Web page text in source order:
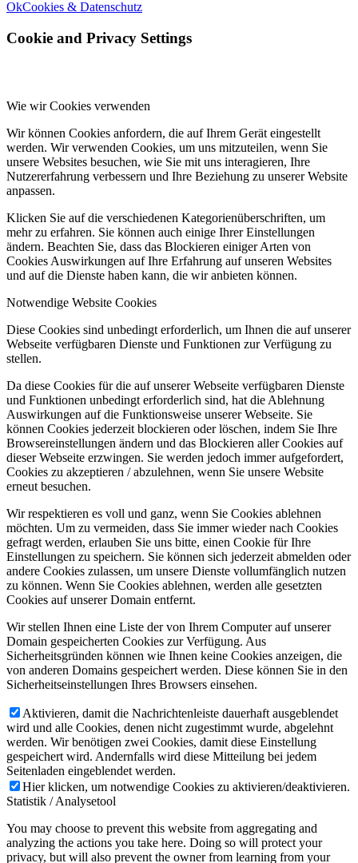
OkCookies & Datenschutz
Cookie and Privacy Settings
Wie wir Cookies verwenden
Wir können Cookies anfordern, die auf Ihrem Gerät eingestellt
werden. Wir verwenden Cookies, um uns mitzuteilen, wenn Sie
unsere Websites besuchen, wie Sie mit uns interagieren, Ihre
Nutzererfahrung verbessern und Ihre Beziehung zu unserer Website
anpassen.
Klicken Sie auf die verschiedenen Kategorienüberschriften, um
mehr zu erfahren. Sie können auch einige Ihrer Einstellungen
ändern. Beachten Sie, dass das Blockieren einiger Arten von
Cookies Auswirkungen auf Ihre Erfahrung auf unseren Websites
und auf die Dienste haben kann, die wir anbieten können.
Notwendige Website Cookies
Diese Cookies sind unbedingt erforderlich, um Ihnen die auf unserer
Webseite verfügbaren Dienste und Funktionen zur Verfügung zu
stellen.
Da diese Cookies für die auf unserer Webseite verfügbaren Dienste
und Funktionen unbedingt erforderlich sind, hat die Ablehnung
Auswirkungen auf die Funktionsweise unserer Webseite. Sie
können Cookies jederzeit blockieren oder löschen, indem Sie Ihre
Browsereinstellungen ändern und das Blockieren aller Cookies auf
dieser Webseite erzwingen. Sie werden jedoch immer aufgefordert,
Cookies zu akzeptieren / abzulehnen, wenn Sie unsere Website
erneut besuchen.
Wir respektieren es voll und ganz, wenn Sie Cookies ablehnen
möchten. Um zu vermeiden, dass Sie immer wieder nach Cookies
gefragt werden, erlauben Sie uns bitte, einen Cookie für Ihre
Einstellungen zu speichern. Sie können sich jederzeit abmelden oder
andere Cookies zulassen, um unsere Dienste vollumfänglich nutzen
zu können. Wenn Sie Cookies ablehnen, werden alle gesetzten
Cookies auf unserer Domain entfernt.
Wir stellen Ihnen eine Liste der von Ihrem Computer auf unserer
Domain gespeicherten Cookies zur Verfügung. Aus
Sicherheitsgründen können wie Ihnen keine Cookies anzeigen, die
von anderen Domains gespeichert werden. Diese können Sie in den
Sicherheitseinstellungen Ihres Browsers einsehen.
Aktivieren, damit die Nachrichtenleiste dauerhaft ausgeblendet
wird und alle Cookies, denen nicht zugestimmt wurde, abgelehnt
werden. Wir benötigen zwei Cookies, damit diese Einstellung
gespeichert wird. Andernfalls wird diese Mitteilung bei jedem
Seitenladen eingeblendet werden.
Hier klicken, um notwendige Cookies zu aktivieren/deaktivieren.
Statistik / Analysetool
You may choose to prevent this website from aggregating and
analyzing the actions you take here. Doing so will protect your
privacy, but will also prevent the owner from learning from your